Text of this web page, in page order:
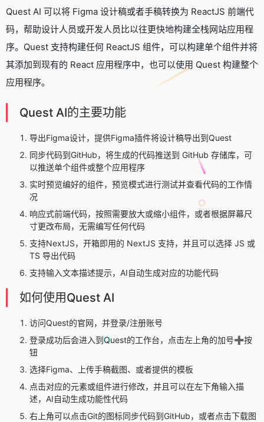
Quest AI 可以将 Figma 设计稿或者手稿转换为 ReactJS 前端代
码，帮助设计人员或开发人员比以往更快地构建全栈网站应用程
序。Quest 支持构建任何 ReactJS 组件， 可以构建单个组件并将
其添加到现有的 React 应用程序中，也可以使用 Quest 构建整个
应用程序。
Quest AI的主要功能
导出Figma设计，提供Figma插件将设计稿导出到Quest
同步代码到GitHub，将生成的代码推送到 GitHub 存储库，可
以推送单个组件或整个应用程序
实时预览编好的组件，预览模式进行测试并查看代码的工作情
况
响应式前端代码，按照需要放大或缩小组件，或者根据屏幕尺
寸更改布局，无需编写任何代码
支持NextJS，开箱即用的 NextJS 支持，并且可以选择 JS 或
TS 导出代码
支持输入文本描述提示，AI自动生成对应的功能代码
如何使用Quest AI
访问Quest的官网，并登录/注册账号
登录成功后会进入到Quest的工作台，点击左上角的加号➕按
钮
选择Figma、上传手稿截图、或者提供的模板
点击对应的元素或组件进行修改，并且可以在左下角输入描
述，AI自动生成功能性代码
右上角可以点击Git的图标同步代码到GitHub，或者点击下载图